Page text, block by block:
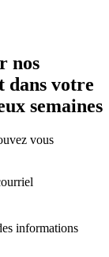
nos
dans votre
semaines
vous
informations